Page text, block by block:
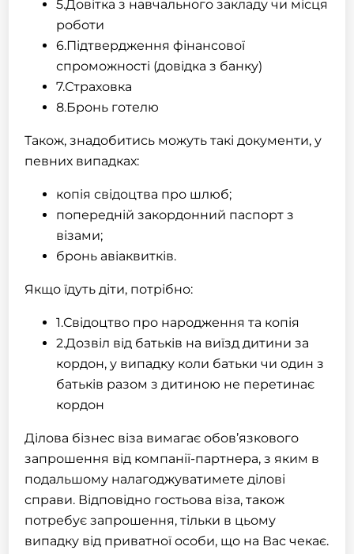
5.Довітка з навчального закладу чи місця
роботи
6.Підтвердження фінансової
спроможності (довідка з банку)
7.Страховка
8.Бронь готелю
Також, знадобитись можуть такі документи, у
певних випадках:
копія свідоцтва про шлюб;
попередній закордонний паспорт з
візами;
бронь авіаквитків.
Якщо їдуть діти, потрібно:
1.Свідоцтво про народження та копія
2.Дозвіл від батьків на виїзд дитини за
кордон, у випадку коли батьки чи один з
батьків разом з дитиною не перетинає
кордон
Ділова бізнес віза вимагає обов’язкового
запрошення від компанії-партнера, з яким в
подальшому налагоджуватимете ділові
справи. Відповідно гостьова віза, також
потребуєзапрошення, тільки в цьому
випадку від приватної особи, що на Вас чекає.